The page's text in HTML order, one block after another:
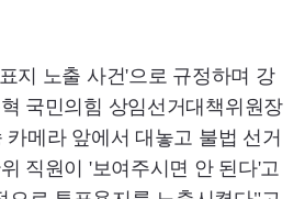
지 노출 사건'으로 규정하며 강
국민의힘 상임선거대책위원장
메라 앞에서 대놓고 불법 선거
직원이 '보여주시면 안 된다'고